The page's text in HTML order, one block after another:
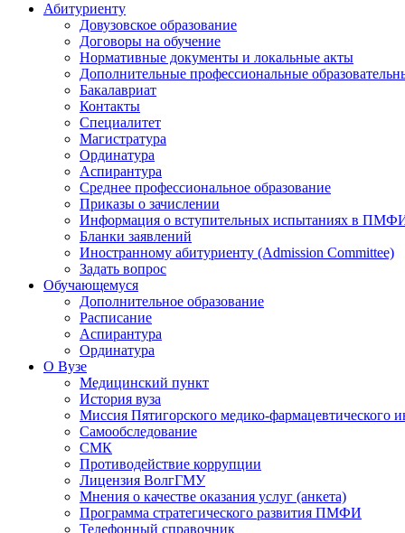
Абитуриенту
Довузовское образование
Договоры на обучение
Нормативные документы и локальные акты
Дополнительные профессиональные
Бакалавриат
Контакты
Специалитет
Магистратура
Ординатура
Аспирантура
Среднее профессиональное образование
Приказы о зачислении
Информация о вступительных испытаниях в
Бланки заявлений
Иностранному абитуриенту (Admission Committee)
Задать вопрос
Обучающемуся
Дополнительное образование
Расписание
Аспирантура
Ординатура
О Вузе
Медицинский пункт
История вуза
Миссия Пятигорского медико-фармацевтического
Самообследование
СМК
Противодействие коррупции
Лицензия ВолгГМУ
Мнения о качестве оказания услуг (анкета)
Программа стратегического развития ПМФИ
Телефонный справочник